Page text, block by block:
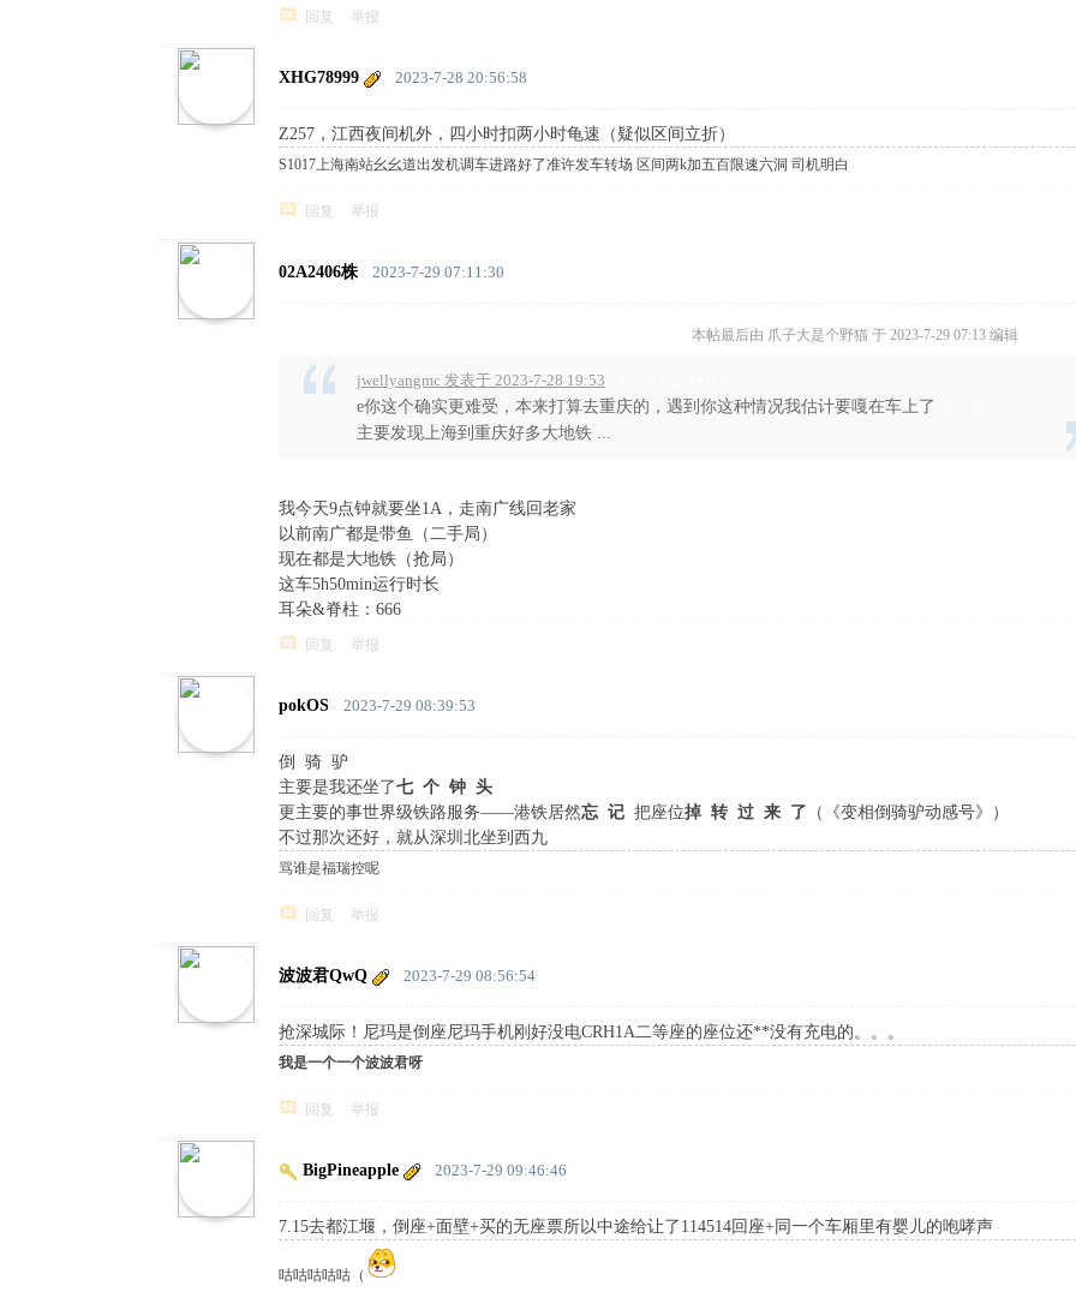
回复 举报
XHG78999 2023-7-28 20:56:58
Z257，江西夜间机外，四小时扣两小时龟速（疑似区间立折）
S1017上海南站幺幺道出发机调车进路好了准许发车转场 区间两k加五百限速六洞 司机明白
回复 举报
02A2406株 2023-7-29 07:11:30
本帖最后由 爪子大是个野猫 于 2023-7-29 07:13 编辑
jwellyangmc 发表于 2023-7-28 19:53
e你这个确实更难受，本来打算去重庆的，遇到你这种情况我估计要嘎在车上了
主要发现上海到重庆好多大地铁 ...
我今天9点钟就要坐1A，走南广线回老家
以前南广都是带鱼（二手局）
现在都是大地铁（抢局）
这车5h50min运行时长
耳朵&脊柱：666
回复 举报
pokOS 2023-7-29 08:39:53
倒 骑 驴
主要是我还坐了七 个 钟 头
更主要的事世界级铁路服务——港铁居然忘 记 把座位掉 转 过 来 了 （《变相倒骑驴动感号》）
不过那次还好，就从深圳北坐到西九
骂谁是福瑞控呢
回复 举报
波波君QwQ 2023-7-29 08:56:54
抢深城际！尼玛是倒座尼玛手机刚好没电CRH1A二等座的座位还**没有充电的。。。
我是一个一个波波君呀
回复 举报
BigPineapple 2023-7-29 09:46:46
7.15去都江堰，倒座+面壁+买的无座票所以中途给让了114514回座+同一个车厢里有婴儿的咆哮声
咕咕咕咕咕（